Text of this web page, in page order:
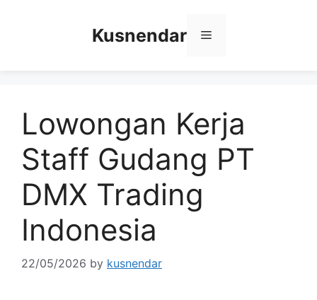
Kusnendar Menu
Lowongan Kerja
Staff Gudang PT
DMX Trading
Indonesia
22/05/2026 by kusnendar